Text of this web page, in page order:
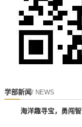
学部新闻/ NEWS
海洋趣寻宝，勇闯